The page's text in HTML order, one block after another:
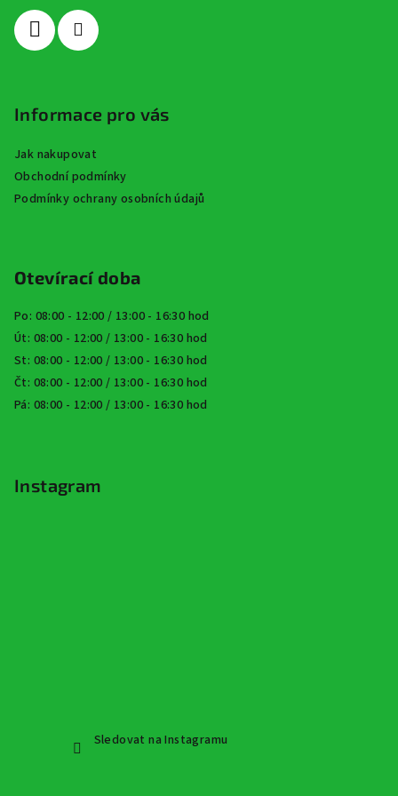
Informace pro vás
Jak nakupovat
Obchodní podmínky
Podmínky ochrany osobních údajů
Otevírací doba
Po: 08:00 - 12:00 / 13:00 - 16:30 hod
Út: 08:00 - 12:00 / 13:00 - 16:30 hod
St: 08:00 - 12:00 / 13:00 - 16:30 hod
Čt: 08:00 - 12:00 / 13:00 - 16:30 hod
Pá: 08:00 - 12:00 / 13:00 - 16:30 hod
Instagram
Sledovat na Instagramu